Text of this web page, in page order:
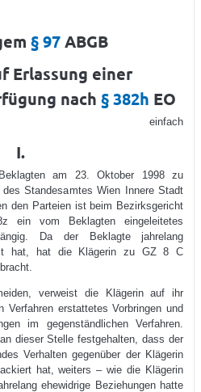
§ 97ABGB
Erlassung einer
nach § 382h EO
einfach
I.
am 23. Oktober 1998 zu
des Standesamtes Wien Innere Stadt
den Parteien ist beim Bezirksgericht
ein vom Beklagten eingeleitetes
Da der Beklagte jahrelang
hat, hat die Klägerin zu GZ 8 C
verweist die Klägerin auf ihr
Verfahren erstattetes Vorbringen und
im gegenständlichen Verfahren.
dieser Stelle festgehalten, dass der
Verhalten gegenüber der Klägerin
hat, weiters – wie die Klägerin
ehewidrige Beziehungen hatte